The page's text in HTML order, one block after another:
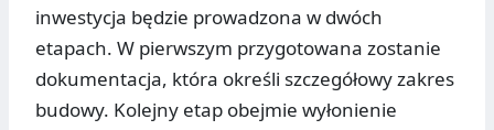
inwestycja będzie prowadzona w dwóch
etapach. W pierwszym przygotowana zostanie
dokumentacja, która określi szczegółowy zakres
budowy. Kolejny etap obejmie wyłonienie